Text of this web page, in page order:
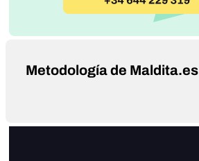
Metodología de Maldita.es